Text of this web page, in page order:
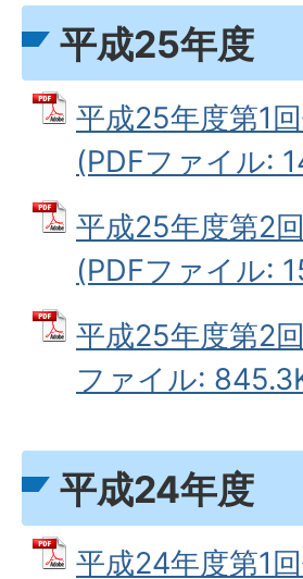
平成25年度
平成25年度第1
(PDFファイル:
平成25年度第2
(PDFファイル:
平成25年度第2
ファイル:
平成24年度
平成24年度第1